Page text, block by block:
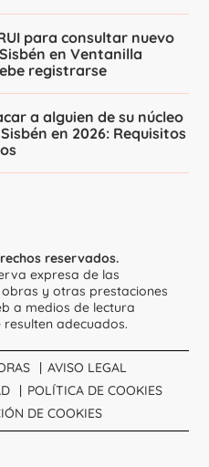
para consultar nuevo
en Ventanilla
registrarse
a alguien de su núcleo
en 2026: Requisitos
reservados.
expresa de las
y otras prestaciones
a medios de lectura
adecuados.
AVISO LEGAL
POLÍTICA DE COOKIES
DE COOKIES